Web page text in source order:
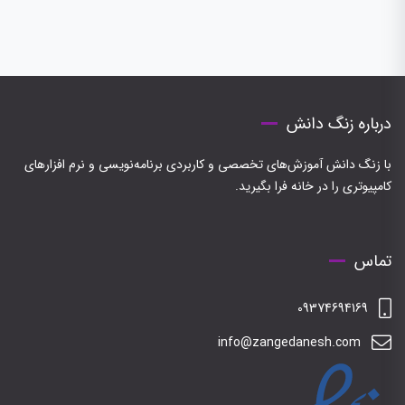
درباره زنگ دانش
با زنگ دانش آموزش‌های تخصصی و کاربردی برنامه‌نویسی و نرم افزارهای
کامپیوتری را در خانه فرا بگیرید.
تماس
09374694169
info@zangedanesh.com